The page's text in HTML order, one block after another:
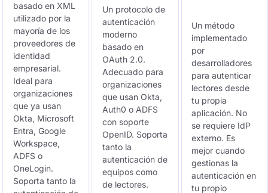
basado en XML
utilizado por la
mayoría de los
proveedores de
identidad
empresarial.
Ideal para
organizaciones
que ya usan
Okta, Microsoft
Entra, Google
Workspace,
ADFS o
OneLogin.
Soporta tanto la
Un protocolo de
autenticación
moderno
basado en
OAuth 2.0.
Adecuado para
organizaciones
que usan Okta,
Auth0 o ADFS
con soporte
OpenID. Soporta
tanto la
autenticación de
equipos como
de lectores.
Un método
implementado
por
desarrolladores
para autenticar
lectores desde
tu propia
aplicación. No
se requiere IdP
externo. Es
mejor cuando
gestionas la
autenticación en
tu propio